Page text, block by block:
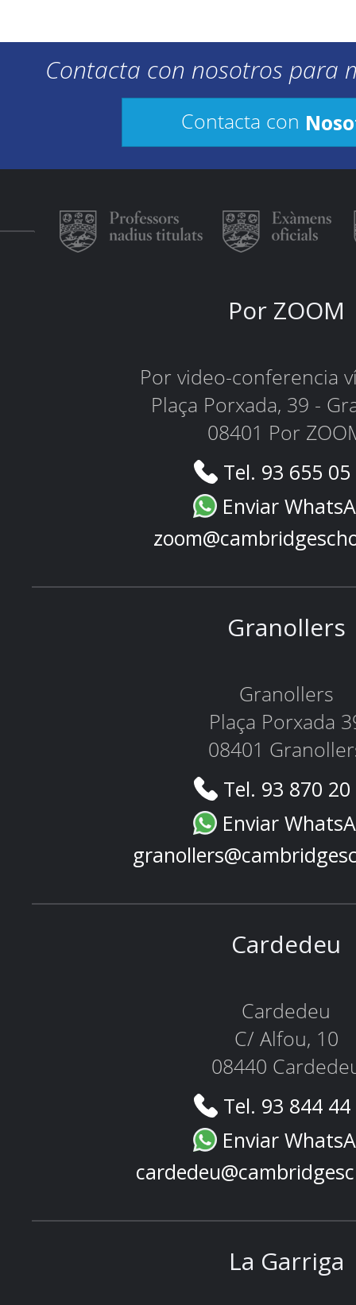
Contacta con nosotros para
Contacta con
Por ZOOM
Por video-conferencia
Plaça Porxada, 39 -
08401 Por
Tel. 93 655
Enviar
Granollers
Granollers
Plaça Porxada
08401
Tel. 93 870
Enviar
Cardedeu
Cardedeu
C/ Alfou, 10
08440
Tel. 93 844
Enviar
La Garriga